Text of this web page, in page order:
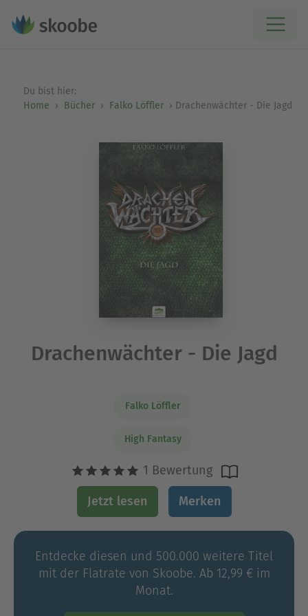
Du bist hier:
Home
Bücher Falko Löffler Drachenwächter - Die Jagd
Drachenwächter - Die Jagd
Falko Löffler
High Fantasy
1 Bewertung
Jetzt lesen Merken
Entdecke diesen und 500.000 weitere Titel
mit der Flatrate von Skoobe. Ab 12,99 € im
Monat.